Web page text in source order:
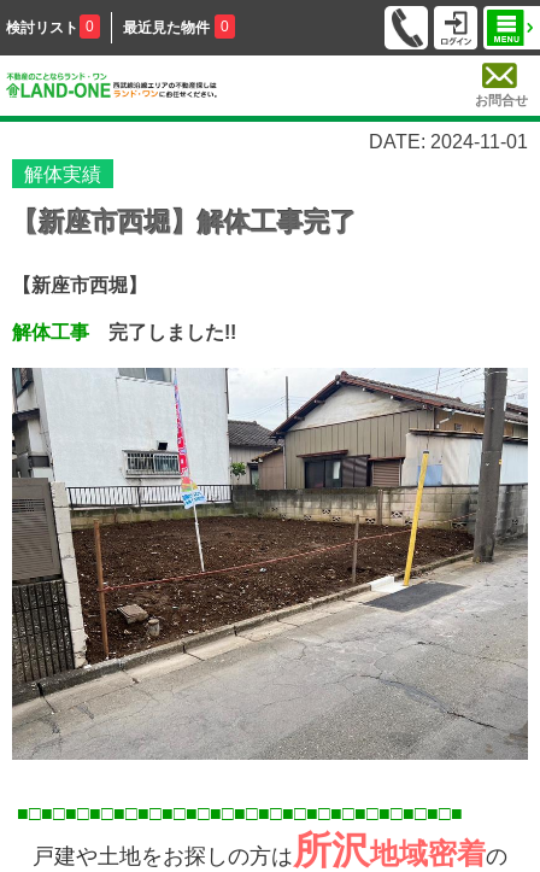
検討リスト 0 最近見た物件 0
お問合せ
DATE: 2024-11-01
解体実績
【新座市西堀】解体工事完了
【新座市西堀】
解体工事 完了しました!!
■□■□■□■□■□■□■□■□■□■□■□■□■□■□■□■□■□■□■
戸建や土地をお探しの方は 所沢地域密着の